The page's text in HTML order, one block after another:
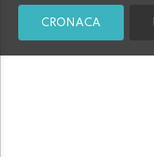
CRONACA